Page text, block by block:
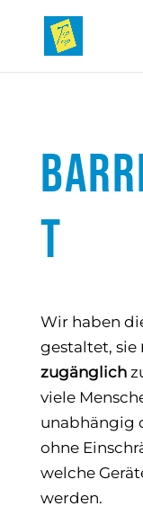
T
Wir haben
gestaltet, sie
zugänglich
viele
unabhängig
ohne
welche
werden.